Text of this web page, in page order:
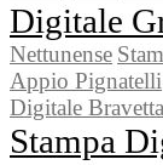
Digitale
Nettunense
Appio Pignatelli
Digitale
Stampa